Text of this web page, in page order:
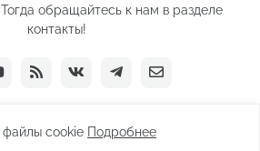
обращайтесь к нам в разделе
контакты!
файлы cookie Подробнее